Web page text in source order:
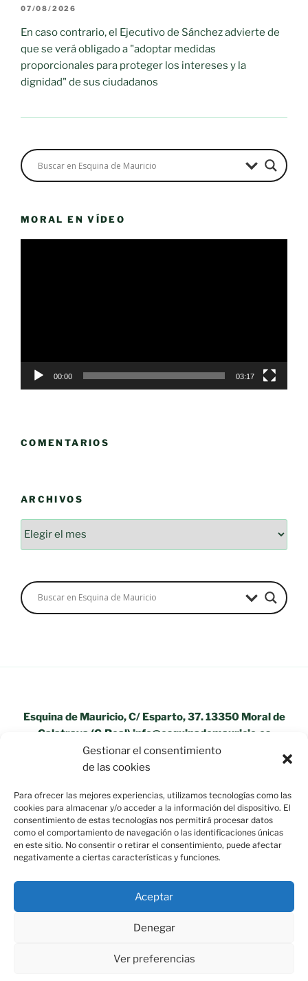
Gestionar el consentimiento
de las cookies
Para ofrecer las mejores experiencias, utilizamos tecnologías como las
cookies para almacenar y/o acceder a la información del dispositivo. El
consentimiento de estas tecnologías nos permitirá procesar datos
como el comportamiento de navegación o las identificaciones únicas
en este sitio. No consentir o retirar el consentimiento, puede afectar
negativamente a ciertas características y funciones.
Aceptar
Denegar
Ver preferencias
07/08/2026
En caso contrario, el Ejecutivo de Sánchez advierte de
que se verá obligado a "adoptar medidas
proporcionales para proteger los intereses y la
dignidad" de sus ciudadanos
MORAL EN VÍDEO
00:00 03:17
COMENTARIOS
ARCHIVOS
Esquina de Mauricio, C/ Esparto, 37. 13350 Moral de
Calatrava (C.Real) info@esquinademauricio.es
«Aviso Legal»